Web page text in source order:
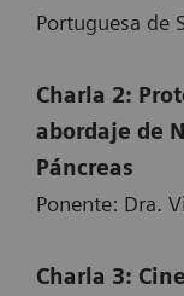
Portuguesa de
Charla 2:
abordaje de
Páncreas
Ponente: Dra.
Charla 3: